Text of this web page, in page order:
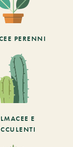
PERENNI
E